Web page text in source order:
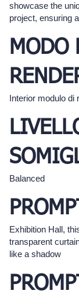
showcase the
project, ensuring
MODO
Interior modulo di
Balanced
Exhibition Hall,
transparent
like a shadow